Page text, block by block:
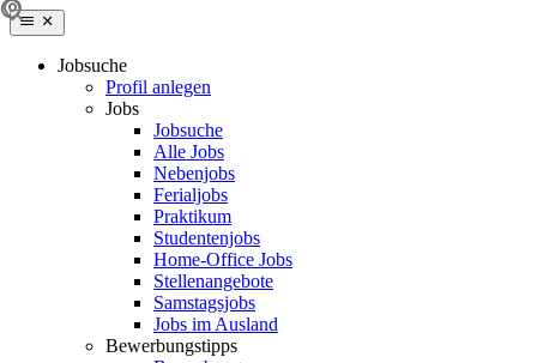
Jobsuche
Profil anlegen
Jobs
Jobsuche
Alle Jobs
Nebenjobs
Ferialjobs
Praktikum
Studentenjobs
Home-Office Jobs
Stellenangebote
Samstagsjobs
Jobs im Ausland
Bewerbungstipps